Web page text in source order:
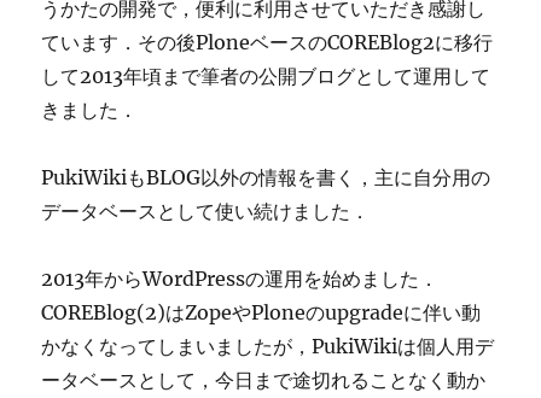
うかたの開発で，便利に利用させていただき感謝し
ています．その後PloneベースのCOREBlog2に移行
して2013年頃まで筆者の公開ブログとして運用して
きました．
PukiWikiもBLOG以外の情報を書く，主に自分用の
データベースとして使い続けました．
2013年からWordPressの運用を始めました．
COREBlog(2)はZopeやPloneのupgradeに伴い動
かなくなってしまいましたが，PukiWikiは個人用デ
ータベースとして，今日まで途切れることなく動か